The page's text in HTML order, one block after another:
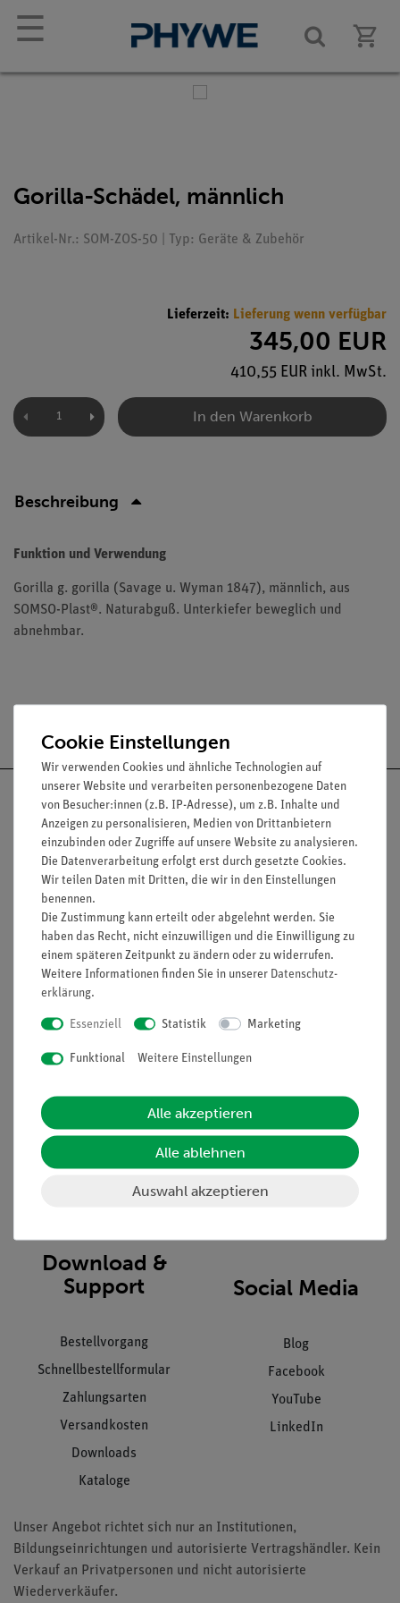
☰
Gorilla-Schädel, männlich
Artikel-Nr.: SOM-ZOS-50 | Typ: Geräte & Zubehör
Lieferzeit: Lieferung wenn verfügbar
345,00 EUR
410,55 EUR inkl. MwSt.
In den Warenkorb
Beschreibung
Funktion und Verwendung
Gorilla g. gorilla (Savage u. Wyman 1847), männlich, aus
SOMSO-Plast®. Naturabguß. Unterkiefer beweglich und
abnehmbar.
Nach oben
Informationen
Unternehmen
Projekte und Lösungen
Presse
Hinweisgeberschutz
Impressum
Service
Beratung & Showroom
Inbetriebnahme & Schulungen
Kundendienst
Download &
Support
Bestellvorgang
Schnellbestellformular
Zahlungsarten
Versandkosten
Downloads
Kataloge
Social Media
Blog
Facebook
YouTube
LinkedIn
Unser Angebot richtet sich nur an Institutionen,
Bildungseinrichtungen und autorisierte Vertragshändler. Kein
Verkauf an Privatpersonen und nicht autorisierte
Wiederverkäufer.
Cookie Einstellungen
Wir verwenden Cookies und ähnliche Technologien auf
unserer Website und verarbeiten personenbezogene Daten
von Besucher:innen (z.B. IP-Adresse), um z.B. Inhalte und
Anzeigen zu personalisieren, Medien von Drittanbietern
einzubinden oder Zugriffe auf unsere Website zu analysieren.
Die Datenverarbeitung erfolgt erst durch gesetzte Cookies.
Wir teilen Daten mit Dritten, die wir in den Einstellungen
benennen.
Die Zustimmung kann erteilt oder abgelehnt werden. Sie
haben das Recht, nicht einzuwilligen und die Einwilligung zu
einem späteren Zeitpunkt zu ändern oder zu widerrufen.
Weitere Informationen finden Sie in unserer Daten­schutz­
erklärung.
Essenziell Statistik Marketing
Funktional Weitere Einstellungen
Alle akzeptieren
Alle ablehnen
Auswahl akzeptieren